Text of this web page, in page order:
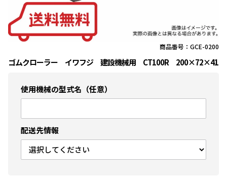
商品番号：GCE-0200
ゴムクローラー イワフジ 建設機械用 CT100R 200×72×41
使用機械の型式名（任意）
配送先情報